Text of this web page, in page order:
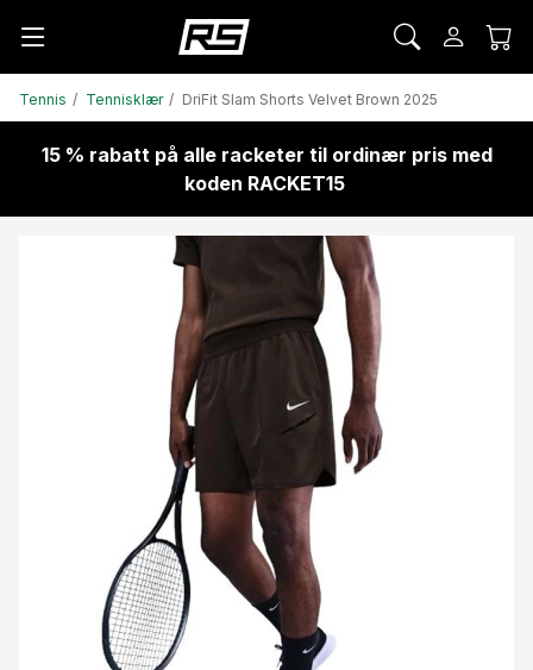
Tennis Tennisklær DriFit Slam Shorts Velvet Brown 2025
15 % rabatt på alle racketer til ordinær pris med
koden RACKET15